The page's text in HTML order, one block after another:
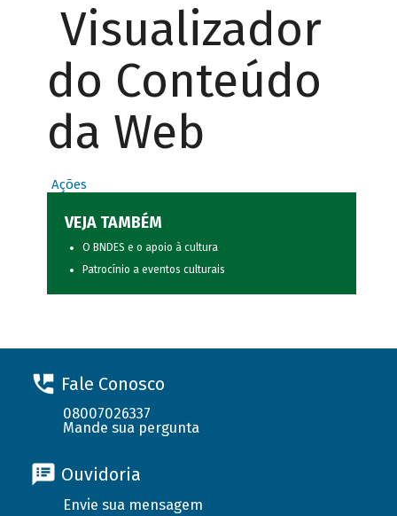
Visualizador
do Conteúdo
da Web
Ações
VEJA TAMBÉM
O BNDES e o apoio à cultura
Patrocínio a eventos culturais
Fale Conosco
08007026337
Mande sua pergunta
Ouvidoria
Envie sua mensagem